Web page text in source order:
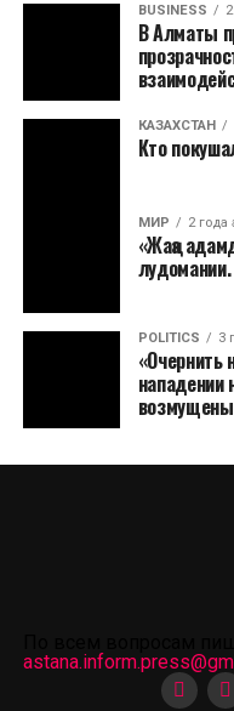
BUSINESS
В Алматы
КАЗАХСТАН
Кто
МИР 2 года
«Жаңа
лудомании.
POLITICS 3
«Очернить
нападении